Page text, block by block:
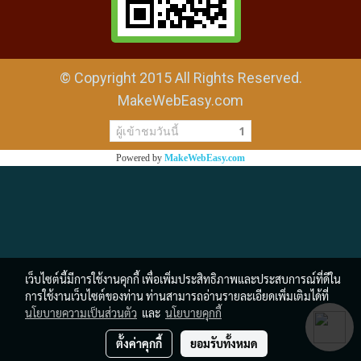
© Copyright 2015 All Rights Reserved.
MakeWebEasy.com
ผู้เข้าชมวันนี้ 1
Powered by MakeWebEasy.com
เว็บไซต์นี้มีการใช้งานคุกกี้ เพื่อเพิ่มประสิทธิภาพและประสบการณ์ที่ดีใน
การใช้งานเว็บไซต์ของท่าน ท่านสามารถอ่านรายละเอียดเพิ่มเติมได้ที่
นโยบายความเป็นส่วนตัว และ นโยบายคุกกี้
ตั้งค่าคุกกี้ ยอมรับทั้งหมด